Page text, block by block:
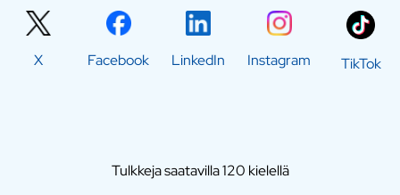
X Facebook LinkedIn Instagram TikTok
Tulkkeja saatavilla 120 kielellä